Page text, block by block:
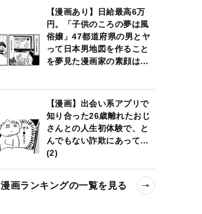
【漫画あり】日給最高6万
円。「子供のころの夢は風
俗嬢」47都道府県の男とヤ
って日本男地図を作ること
を夢見た漫画家の素顔は…
【漫画】出会い系アプリで
知り合った26歳離れたおじ
さんとの人生初体験で、と
んでもない詐欺にあって…
(2)
漫画ランキングの一覧を見る